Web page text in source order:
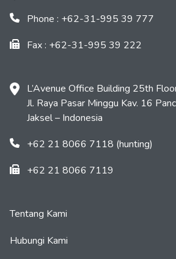
Phone : +62-31-995 39 777
Fax : +62-31-995 39 222
L’Avenue Office Building 25th
Jl. Raya Pasar Minggu Kav. 16
Jaksel – Indonesia
+62 21 8066 7118 (hunting)
+62 21 8066 7119
Tentang Kami
Hubungi Kami